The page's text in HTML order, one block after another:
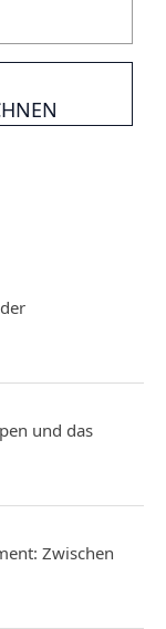
und das
Zwischen